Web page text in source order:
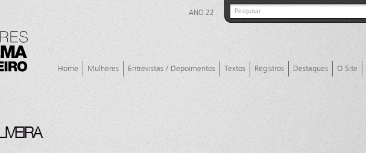
ANO 22
Home Mulheres Entrevistas / Depoimentos Textos Registros Destaques O Site